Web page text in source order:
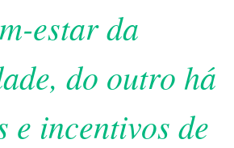
estar da
do outro há
e incentivos de